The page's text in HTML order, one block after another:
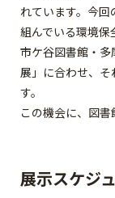
れています。今
組んでいる環境保
市ケ谷図書館・
展」に合わせ、
す。
この機会に、図
展示スケジ